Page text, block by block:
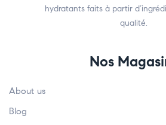
hydratants faits à partir
qualité.
Nos
About us
Blog